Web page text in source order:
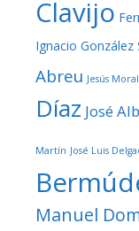
Clavijo
Ignacio González
Abreu Jesús
Díaz José
Martín José Luis
Manuel